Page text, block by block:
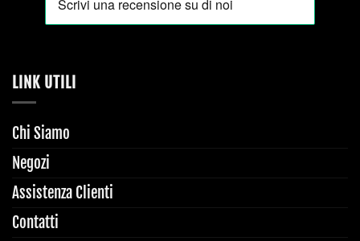
LINK UTILI
Chi Siamo
Negozi
Assistenza Clienti
Contatti